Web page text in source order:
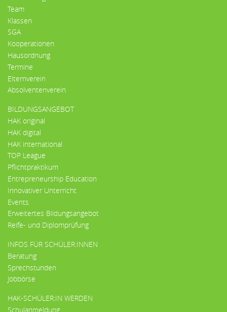
Team
Klassen
SGA
Kooperationen
Hausordnung
Termine
Elternverein
Absolventenverein
BILDUNGSANGEBOT
HAK original
HAK digital
HAK international
TOP League
Pflichtpraktikum
Entrepreneurship Education
Innovativer Unterricht
Events
Erweitertes Bildungsangebot
Reife- und Diplomprüfung
INFOS FÜR SCHÜLER:INNEN
Beratung
Sprechstunden
Jobbörse
HAK-SCHÜLER:IN WERDEN
Schulanmeldung